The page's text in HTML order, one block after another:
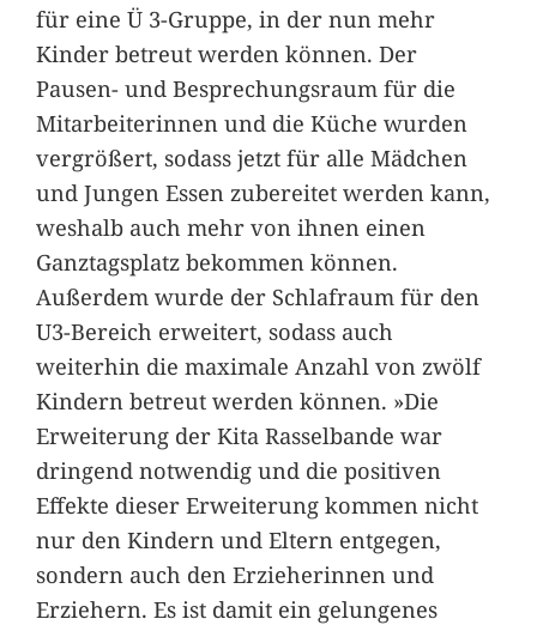
für eine Ü 3-Gruppe, in der nun mehr
Kinder betreut werden können. Der
Pausen- und Besprechungsraum für die
Mitarbeiterinnen und die Küche wurden
vergrößert, sodass jetzt für alle Mädchen
und Jungen Essen zubereitet werden kann,
weshalb auch mehr von ihnen einen
Ganztagsplatz bekommen können.
Außerdem wurde der Schlafraum für den
U3-Bereich erweitert, sodass auch
weiterhin die maximale Anzahl von zwölf
Kindern betreut werden können. »Die
Erweiterung der Kita Rasselbande war
dringend notwendig und die positiven
Effekte dieser Erweiterung kommen nicht
nur den Kindern und Eltern entgegen,
sondern auch den Erzieherinnen und
Erziehern. Es ist damit ein gelungenes